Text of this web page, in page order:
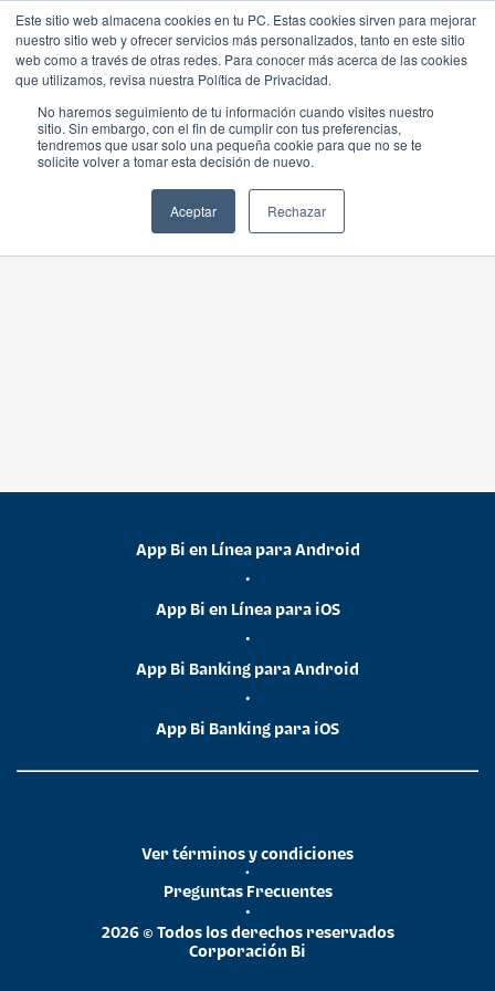
Este sitio web almacena cookies en tu PC. Estas cookies sirven para mejorar
nuestro sitio web y ofrecer servicios más personalizados, tanto en este sitio
web como a través de otras redes. Para conocer más acerca de las cookies
que utilizamos, revisa nuestra Política de Privacidad.
No haremos seguimiento de tu información cuando visites nuestro
sitio. Sin embargo, con el fin de cumplir con tus preferencias,
tendremos que usar solo una pequeña cookie para que no se te
solicite volver a tomar esta decisión de nuevo.
Aceptar Rechazar
App Bi en Línea para Android
•
App Bi en Línea para iOS
•
App Bi Banking para Android
•
App Bi Banking para iOS
2026 © Todos los derechos reservados
Corporación Bi
•
Preguntas Frecuentes
•
Ver términos y condiciones